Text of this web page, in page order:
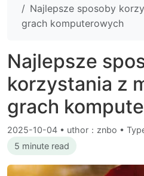
Najlepsze sposoby
grach komputerowych
Najlepsze
korzystania z
grach
2025-10-04 • uthor：znbo •
5 minute read